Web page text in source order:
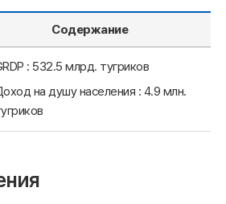
Содержание
: 532.5 млрд. тугриков
на душу населения : 4.9 млн.